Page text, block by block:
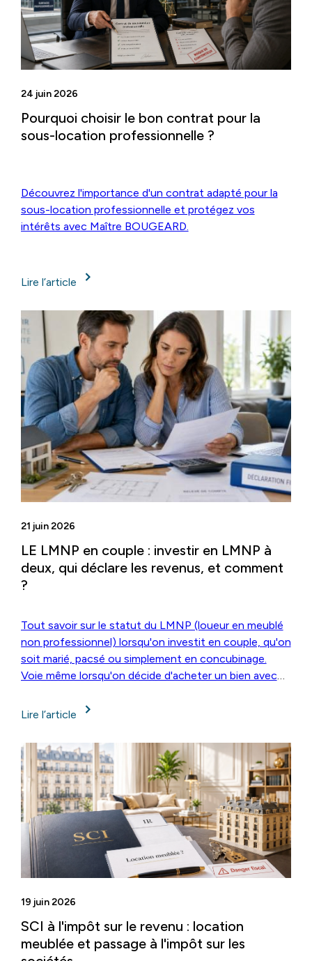
24 juin 2026
Pourquoi choisir le bon contrat pour la
sous-location professionnelle ?
Découvrez l'importance d'un contrat adapté pour la
sous-location professionnelle et protégez vos
intérêts avec Maître BOUGEARD.
Lire l’article
21 juin 2026
LE LMNP en couple : investir en LMNP à
deux, qui déclare les revenus, et comment
?
Tout savoir sur le statut du LMNP (loueur en meublé
non professionnel) lorsqu'on investit en couple, qu'on
soit marié, pacsé ou simplement en concubinage.
Voie même lorsqu'on décide d'acheter un bien avec
Lire l’article
19 juin 2026
SCI à l'impôt sur le revenu : location
meublée et passage à l'impôt sur les